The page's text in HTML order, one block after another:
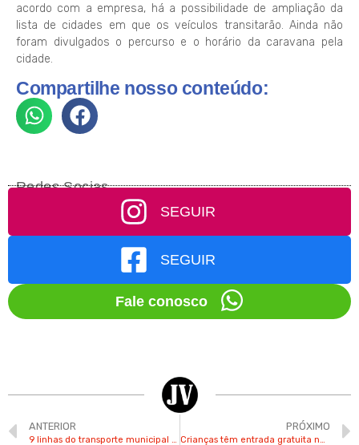
acordo com a empresa, há a possibilidade de ampliação da
lista de cidades em que os veículos transitarão. Ainda não
foram divulgados o percurso e o horário da caravana pela
cidade.
Compartilhe nosso conteúdo:
Redes Socias
SEGUIR
SEGUIR
Fale conosco
ANTERIOR
9 linhas do transporte municipal de Valinhos terão mais opções de horários
PRÓXIMO
Crianças têm entrada gratuita no Hopi Hari nesta 5ª feira